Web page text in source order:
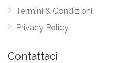
Termini & Condizioni
Privacy Policy
Contattaci